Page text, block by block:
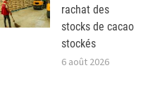
rachat des
stocks de cacao
stockés
6 août 2026